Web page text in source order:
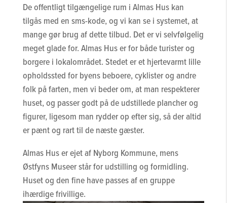
De offentligt tilgængelige rum i Almas Hus kan
tilgås med en sms-kode, og vi kan se i systemet, at
mange gør brug af dette tilbud. Det er vi selvfølgelig
meget glade for. Almas Hus er for både turister og
borgere i lokalområdet. Stedet er et hjertevarmt lille
opholdssted for byens beboere, cyklister og andre
folk på farten, men vi beder om, at man respekterer
huset, og passer godt på de udstillede plancher og
figurer, ligesom man rydder op efter sig, så der altid
er pænt og rart til de næste gæster.
Almas Hus er ejet af Nyborg Kommune, mens
Østfyns Museer står for udstilling og formidling.
Huset og den fine have passes af en gruppe
ihærdige frivillige.